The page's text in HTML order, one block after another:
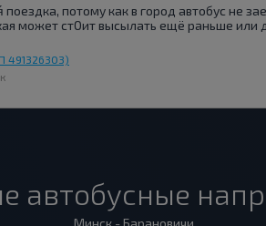
потому как в город автобус не
может стОит высылать ещё раньше или
491326303)
автобусные
Минск - Барановичи